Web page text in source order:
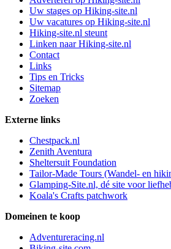
Uw stages op Hiking-site.nl
Uw vacatures op Hiking-site.nl
Hiking-site.nl steunt
Linken naar Hiking-site.nl
Contact
Links
Tips en Tricks
Sitemap
Zoeken
Externe links
Chestpack.nl
Zenith Aventura
Sheltersuit Foundation
Tailor-Made Tours (Wandel- en
Glamping-Site.nl, dé site voor
Koala's Crafts patchwork
Domeinen te koop
Adventureracing.nl